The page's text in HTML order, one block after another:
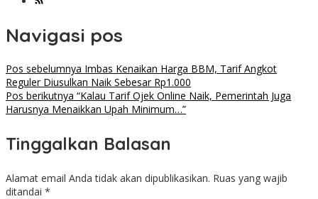
Navigasi pos
Pos sebelumnya Imbas Kenaikan Harga BBM, Tarif Angkot
Reguler Diusulkan Naik Sebesar Rp1.000
Pos berikutnya “Kalau Tarif Ojek Online Naik, Pemerintah Juga
Harusnya Menaikkan Upah Minimum…”
Tinggalkan Balasan
Alamat email Anda tidak akan dipublikasikan. Ruas yang wajib
ditandai *